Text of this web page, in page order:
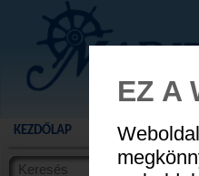
KEZDŐLAP AKCIÓS TERMÉKEK
EZ A